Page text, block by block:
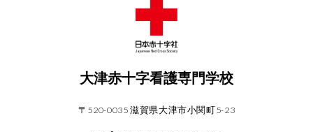
大津赤十字看護専門学校
〒520-0035 滋賀県大津市小関町5-23